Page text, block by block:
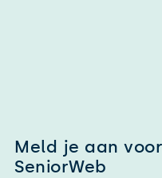
Meld je aan
SeniorWeb